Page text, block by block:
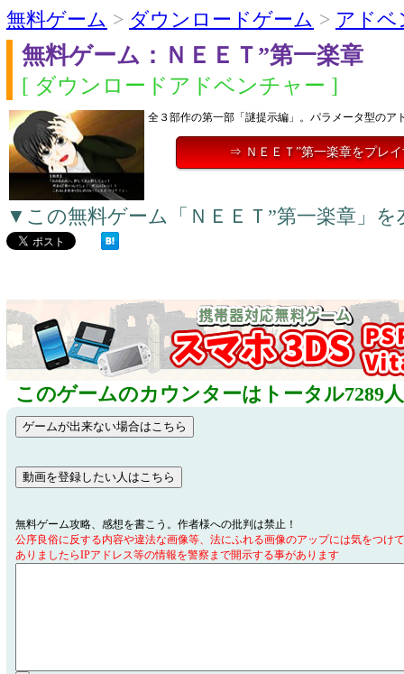
無料ゲーム > ダウンロードゲーム > アドベ
無料ゲーム：ＮＥＥＴ”第一楽章
[ ダウンロードアドベンチャー ]
全３部作の第一部「謎提示編」。パラメータ型のア
⇒ ＮＥＥＴ”第一楽章をプレ
▼この無料ゲーム「ＮＥＥＴ”第一楽章」
このゲームのカウンターはトータル7289
無料ゲーム攻略、感想を書こう。作者様への批判は禁止！
公序良俗に反する内容や違法な画像等、法にふれる画像のアップには気をつけ
ありましたらIPアドレス等の情報を警察まで開示する事があります